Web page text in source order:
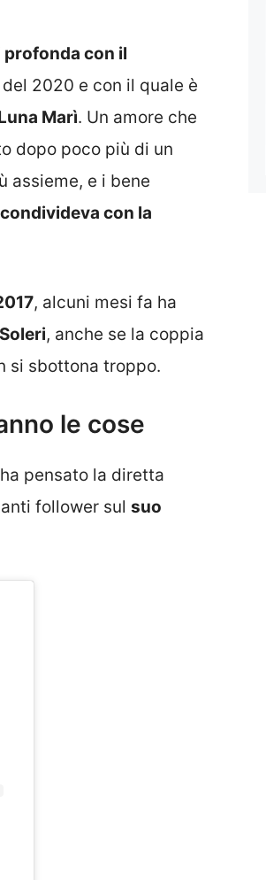
con il
2020 e con il quale è
Marì. Un amore che
dopo poco più di un
assieme, e i bene
con la
, alcuni mesi fa ha
, anche se la coppia
si sbottona troppo.
le cose
pensato la diretta
follower sul suo